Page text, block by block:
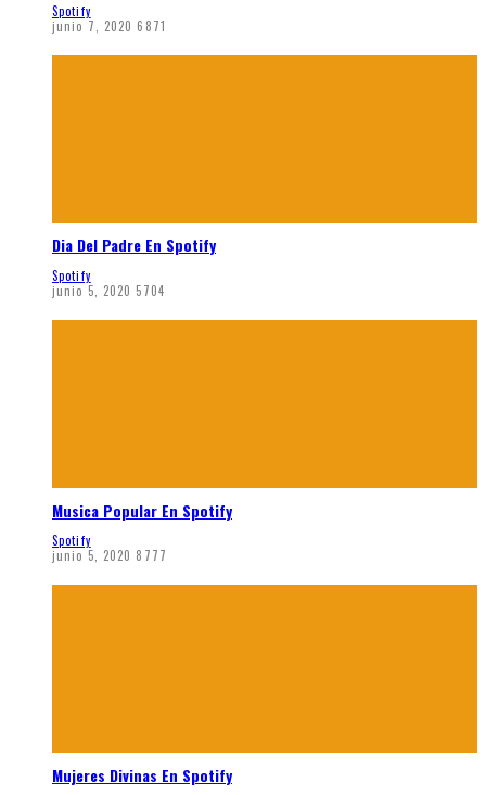
Spotify
junio 7, 2020 6871
Dia Del Padre En Spotify
Spotify
junio 5, 2020 5704
Musica Popular En Spotify
Spotify
junio 5, 2020 8777
Mujeres Divinas En Spotify